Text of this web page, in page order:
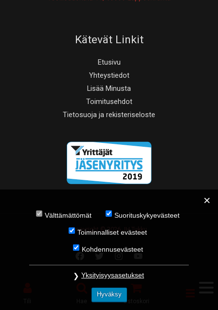
Kätevät Linkit
Etusivu
Yhteystiedot
Lisää Minusta
Toimitusehdot
Tietosuoja ja rekisteriseloste
Copyright © 2026 JH Tukku
Välttämättömät Suorituskykyevästeet
Toiminnalliset evästeet
Kohdennusevästeet
Yksityisyysasetukset
Hyväksy
Ostoskori